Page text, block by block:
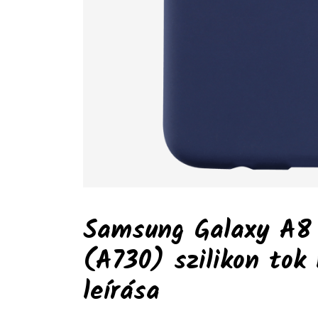
Samsung Galaxy
(A730) szilikon
leírása